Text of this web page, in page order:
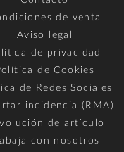
de venta
Aviso legal
de privacidad
de Cookies
de Redes Sociales
incidencia (RMA)
de artículo
con nosotros